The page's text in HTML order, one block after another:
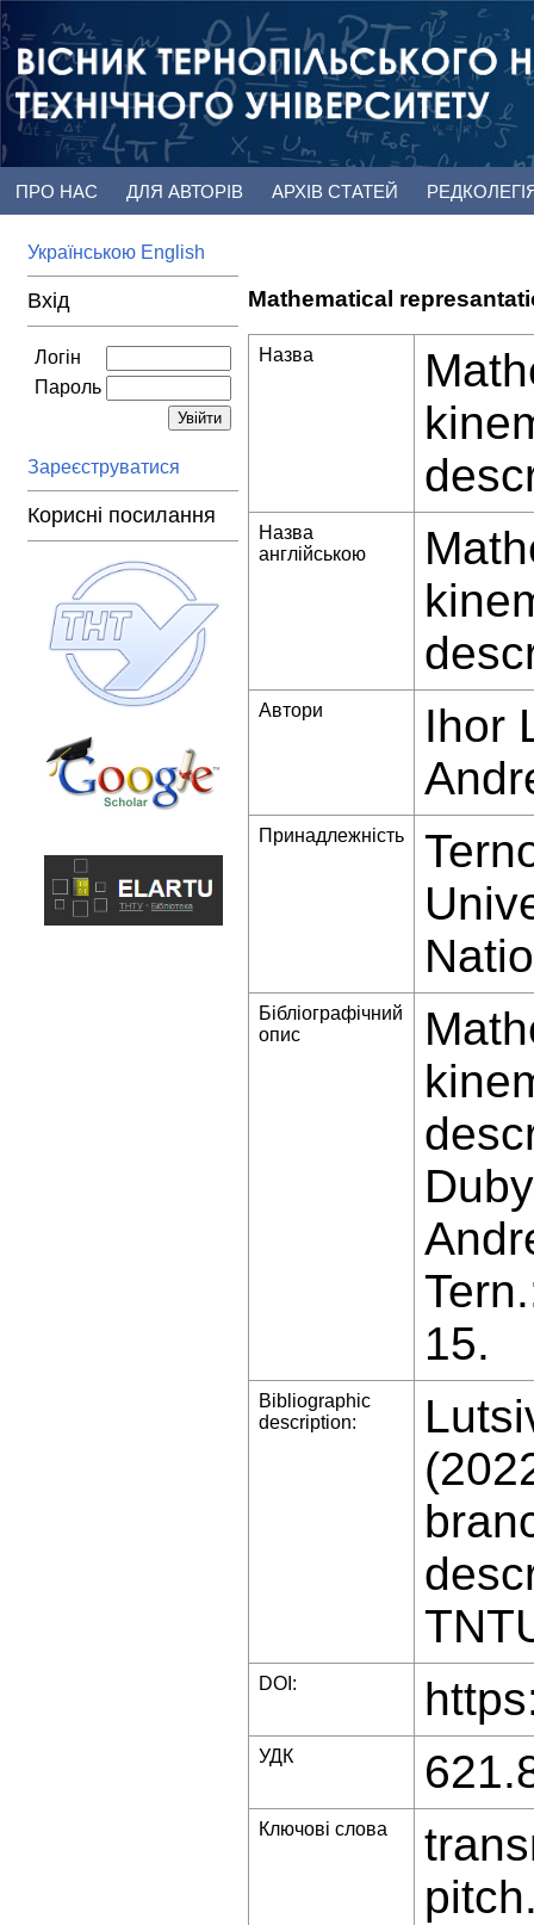
ПРО НАС ДЛЯ АВТОРІВ АРХІВ СТАТЕЙ
Українською English
Вхід
Логін
Пароль
Зареєструватися
Корисні посилання
Mathematical
Назва
Назва
англійською
Автори
Ihor
Принадлежність
Бібліографічний
опис
15.
Bibliographic
description:
DOI:
УДК
Ключові слова